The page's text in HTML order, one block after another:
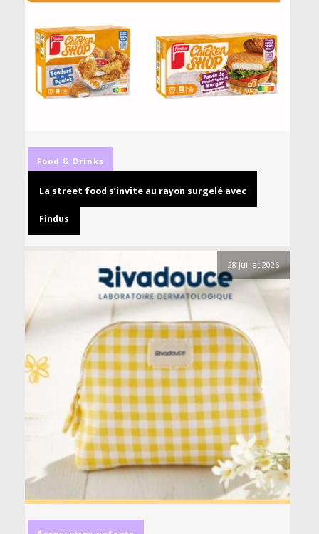
Food & Drinks
La street food s’invite au rayon surgelé avec
Findus
28 juillet 2026